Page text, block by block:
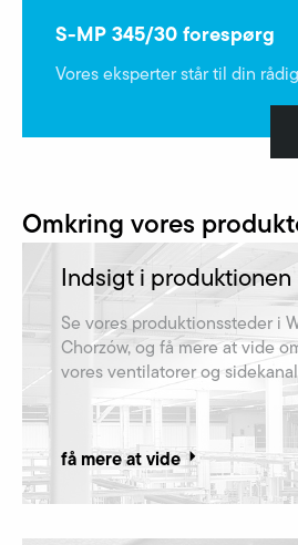
S-MP 345/30 forespørg
Vores eksperter står til din
Omkring vores
Indsigt i produktionen
Se vores produktionssteder i
Chorzów, og få mere at vide
vores ventilatorer og
få mere at vide